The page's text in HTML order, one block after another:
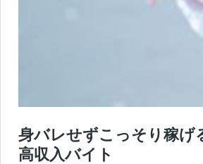
身バレせずこっそり稼げ
高収入バイト